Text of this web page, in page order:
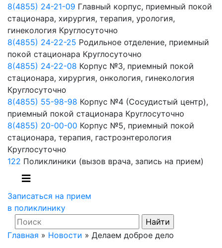
8(4855) 24-21-09 Главный корпус, приемный покой
стационара, хирургия, терапия, урология,
гинекология Круглосуточно
8(4855) 24-22-25 Родильное отделение, приемный
покой стационара Круглосуточно
8(4855) 24-22-08 Корпус №3, приемный покой
стационара, хирургия, онкология, гинекология
Круглосуточно
8(4855) 55-98-98 Корпус №4 (Сосудистый центр),
приемный покой стационара Круглосуточно
8(4855) 20-00-00 Корпус №5, приемный покой
стационара, терапия, гастроэнтерология
Круглосуточно
122 Поликлиники (вызов врача, запись на прием)
Записаться на прием
в поликлинику
Главная » Новости » Делаем доброе дело